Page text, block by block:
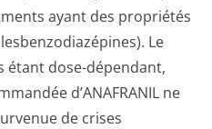
ayant des propriétés
Le
étant dose-dépendant,
d’ANAFRANIL ne
de crises